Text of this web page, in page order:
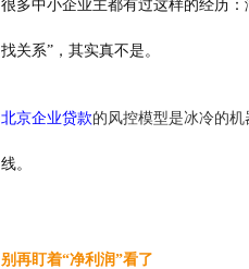
很多中小企业主都有过这样的经历
找关系”，其实真不是。
北京企业贷款的风控模型是冰冷的机
线。
别再盯着“净利润”看了